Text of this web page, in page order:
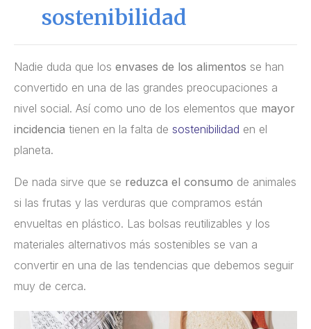
sostenibilidad
Nadie duda que los envases de los alimentos se han
convertido en una de las grandes preocupaciones a
nivel social. Así como uno de los elementos que mayor
incidencia tienen en la falta de sostenibilidad en el
planeta.
De nada sirve que se reduzca el consumo de animales
si las frutas y las verduras que compramos están
envueltas en plástico. Las bolsas reutilizables y los
materiales alternativos más sostenibles se van a
convertir en una de las tendencias que debemos seguir
muy de cerca.